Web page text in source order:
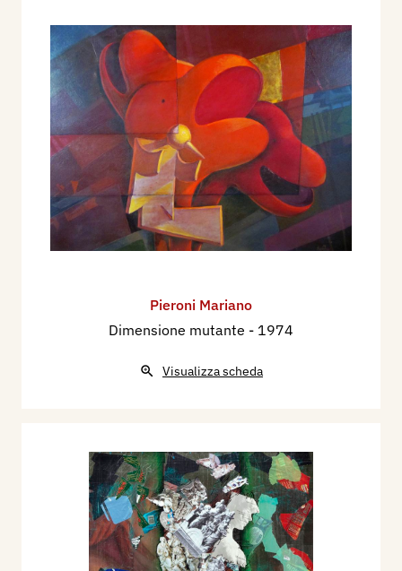
Pieroni Mariano
Dimensione mutante - 1974
Visualizza scheda